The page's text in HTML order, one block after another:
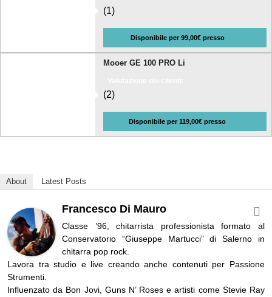
(1)
Disponibile per 99,00€ presso
Mooer GE 100 PRO Li
(2)
Disponibile per 119,00€ presso
About Latest Posts
Francesco Di Mauro
Classe ’96, chitarrista professionista formato al
Conservatorio “Giuseppe Martucci” di Salerno in
chitarra pop rock.
Lavora tra studio e live creando anche contenuti per Passione
Strumenti.
Influenzato da Bon Jovi, Guns N’ Roses e artisti come Stevie Ray